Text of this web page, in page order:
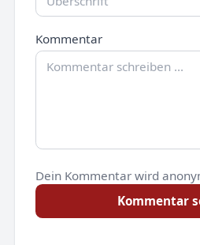
Kommentar
Dein Kommentar wird
Kommentar